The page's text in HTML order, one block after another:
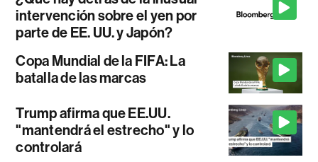
intervención sobre el yen por
parte de EE. UU. y Japón?
Copa Mundial de la FIFA: La
batalla de las marcas
Trump afirma que EE.UU.
"mantendrá el estrecho" y lo
controlará